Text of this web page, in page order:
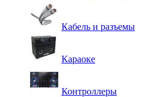
Кабель и разъемы
Караоке
Контроллеры